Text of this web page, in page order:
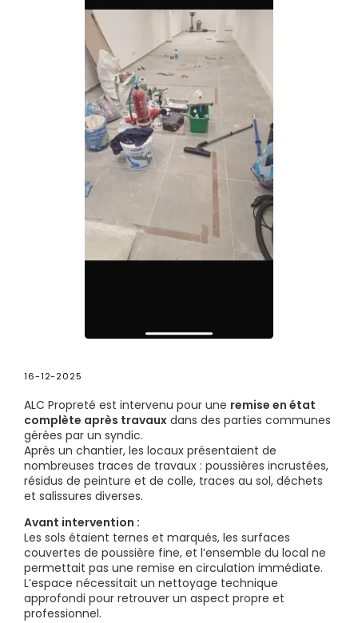
16-12-2025
ALC Propreté est intervenu pour une remise en état
complète après travaux dans des parties communes
gérées par un syndic.
Après un chantier, les locaux présentaient de
nombreuses traces de travaux : poussières incrustées,
résidus de peinture et de colle, traces au sol, déchets
et salissures diverses.
Avant intervention :
Les sols étaient ternes et marqués, les surfaces
couvertes de poussière fine, et l’ensemble du local ne
permettait pas une remise en circulation immédiate.
L’espace nécessitait un nettoyage technique
approfondi pour retrouver un aspect propre et
professionnel.